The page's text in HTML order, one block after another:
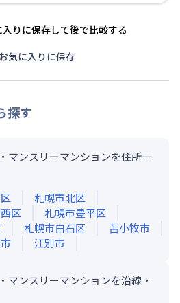
りに保存して後で比較する
お気に入りに保存
探す
マンスリーマンションを住所一
札幌市北区
区
札幌市豊平区
札幌市白石区
苫小牧市
江別市
マンスリーマンションを沿線・